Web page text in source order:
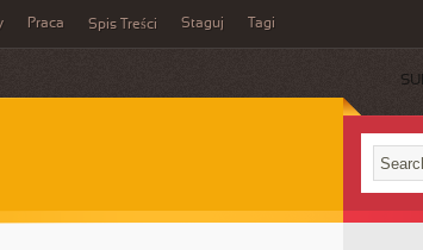
Praca Spis Treści Staguj Tagi